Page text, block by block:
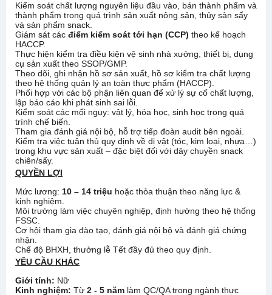
Kiểm soát chất lượng nguyên liệu đầu vào, bán thành phẩm và
thành phẩm trong quá trình sản xuất nông sản, thủy sản sấy
và sản phẩm snack.
Giám sát các điểm kiểm soát tới hạn (CCP) theo kế hoạch
HACCP.
Thực hiện kiểm tra điều kiện vệ sinh nhà xưởng, thiết bị, dụng
cụ sản xuất theo SSOP/GMP.
Theo dõi, ghi nhận hồ sơ sản xuất, hồ sơ kiểm tra chất lượng
theo hệ thống quản lý an toàn thực phẩm (HACCP).
Phối hợp với các bộ phận liên quan để xử lý sự cố chất lượng,
lập báo cáo khi phát sinh sai lỗi.
Kiểm soát các mối nguy: vật lý, hóa học, sinh học trong quá
trình chế biến.
Tham gia đánh giá nội bộ, hỗ trợ tiếp đoàn audit bên ngoài.
Kiểm tra việc tuân thủ quy định về dị vật (tóc, kim loại, nhựa…)
trong khu vực sản xuất – đặc biệt đối với dây chuyền snack
chiên/sấy.
QUYỀN LỢI
Mức lương: 10 – 14 triệu hoặc thỏa thuận theo năng lực &
kinh nghiệm.
Môi trường làm việc chuyên nghiệp, định hướng theo hệ thống
FSSC.
Cơ hội tham gia đào tạo, đánh giá nội bộ và đánh giá chứng
nhận.
Chế độ BHXH, thưởng lễ Tết đầy đủ theo quy định.
YÊU CẦU KHÁC
Giới tính: Nữ
Kinh nghiệm: Từ 2 - 5 năm làm QC/QA trong ngành thực